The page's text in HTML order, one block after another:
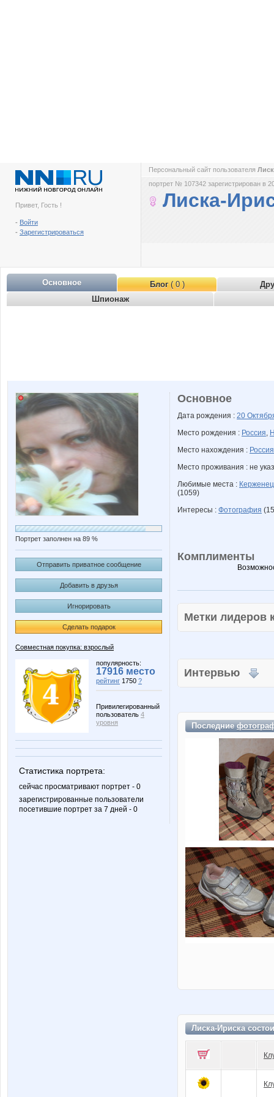
Привет, Гость !
- Войти
- Зарегистрироваться
Персональный сайт пользователя
портрет № 107342 зарегистрирован в
Лиска-
Основное Блог( 0 )
Шпионаж
Портрет заполнен на 89 %
Отправить приватное сообщение
Добавить в друзья
Игнорировать
Сделать подарок
Совместная покупка: взрослый
популярность:
17916 место
рейтинг 1750 ?
Привилегированный
пользователь 4
уровня
Статистика портрета:
сейчас просматривают портрет - 0
зарегистрированные пользователи
посетившие портрет за 7 дней - 0
Основное
Дата рождения : 20
Место рождения : Россия,
Место нахождения : Россия
Место проживания : не
Любимые места : Керженец
(1059)
Интересы : Фотография
Комплименты
Метки
Интервью
Последние
Лиска-Ириска